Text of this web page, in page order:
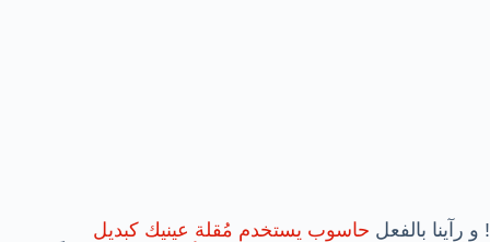
! و رآينا بالفعل حاسوب يستخدم مُقلة عينيك كبديل